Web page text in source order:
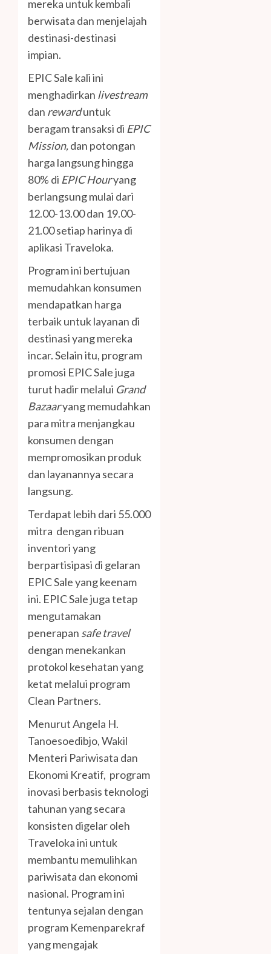
mereka untuk kembali
berwisata dan menjelajah
destinasi-destinasi
impian.
EPIC Sale kali ini
menghadirkan livestream
dan rewarduntuk
beragam transaksi di EPIC
Mission,dan potongan
harga langsung hingga
80% di EPIC Houryang
berlangsung mulai dari
12.00-13.00 dan 19.00-
21.00 setiap harinya di
aplikasi Traveloka.
Program ini bertujuan
memudahkan konsumen
mendapatkan harga
terbaik untuk layanan di
destinasi yang mereka
incar. Selain itu, program
promosi EPIC Sale juga
turut hadir melalui Grand
Bazaaryang memudahkan
para mitra menjangkau
konsumen dengan
mempromosikan produk
dan layanannya secara
langsung.
Terdapat lebih dari 55.000
mitra dengan ribuan
inventori yang
berpartisipasi di gelaran
EPIC Sale yang keenam
ini. EPIC Sale juga tetap
mengutamakan
penerapan safe travel
dengan menekankan
protokol kesehatan yang
ketat melalui program
Clean Partners.
Menurut Angela H.
Tanoesoedibjo, Wakil
Menteri Pariwisata dan
Ekonomi Kreatif, program
inovasi berbasis teknologi
tahunan yang secara
konsisten digelar oleh
Traveloka ini untuk
membantu memulihkan
pariwisata dan ekonomi
nasional. Program ini
tentunya sejalan dengan
program Kemenparekraf
yang mengajak